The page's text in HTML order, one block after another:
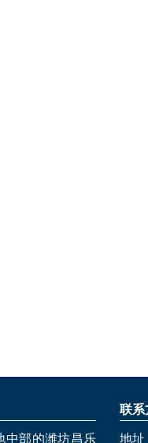
中部的潍坊昌乐
联系
地址